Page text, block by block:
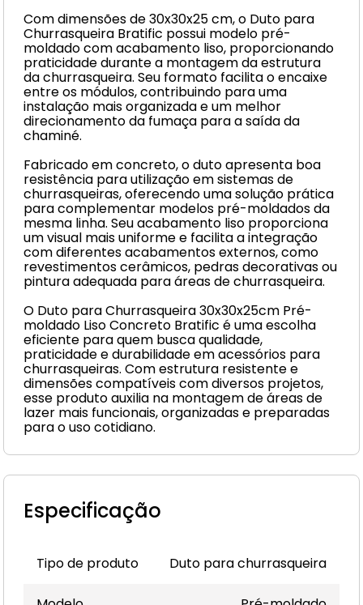
Com dimensões de 30x30x25 cm, o Duto para
Churrasqueira Bratific possui modelo pré-
moldado com acabamento liso, proporcionando
praticidade durante a montagem da estrutura
da churrasqueira. Seu formato facilita o encaixe
entre os módulos, contribuindo para uma
instalação mais organizada e um melhor
direcionamento da fumaça para a saída da
chaminé.
Fabricado em concreto, o duto apresenta boa
resistência para utilização em sistemas de
churrasqueiras, oferecendo uma solução prática
para complementar modelos pré-moldados da
mesma linha. Seu acabamento liso proporciona
um visual mais uniforme e facilita a integração
com diferentes acabamentos externos, como
revestimentos cerâmicos, pedras decorativas ou
pintura adequada para áreas de churrasqueira.
O Duto para Churrasqueira 30x30x25cm Pré-
moldado Liso Concreto Bratific é uma escolha
eficiente para quem busca qualidade,
praticidade e durabilidade em acessórios para
churrasqueiras. Com estrutura resistente e
dimensões compatíveis com diversos projetos,
esse produto auxilia na montagem de áreas de
lazer mais funcionais, organizadas e preparadas
para o uso cotidiano.
Especificação
Tipo de produto Duto para churrasqueira